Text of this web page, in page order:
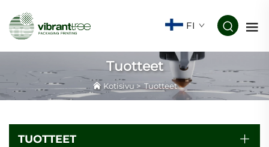
FI
Tuotteet
Kotisivu>Tuotteet
TUOTTEET